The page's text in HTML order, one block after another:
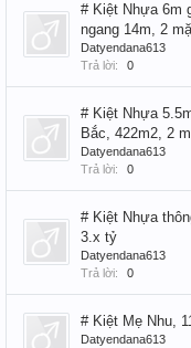
# Kiệt Nhựa 6m
ngang 14m, 2
Datyendana613
Trả lời:
0
# Kiệt Nhựa
Bắc, 422m2, 2
Datyendana613
Trả lời:
0
# Kiệt Nhựa
3.x tỷ
Datyendana613
Trả lời:
0
# Kiệt Mẹ Nhu,
Datyendana613